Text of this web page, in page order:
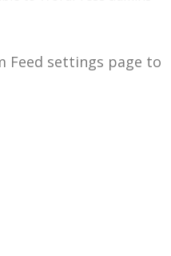
Feed settings page to